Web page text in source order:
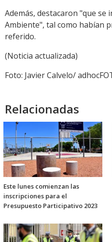
Además, destacaron "que se
Ambiente", tal como habían
referido.
(Noticia actualizada)
Foto: Javier Calvelo/
Relacionadas
Este lunes comienzan las
inscripciones para el
Presupuesto Participativo 2023